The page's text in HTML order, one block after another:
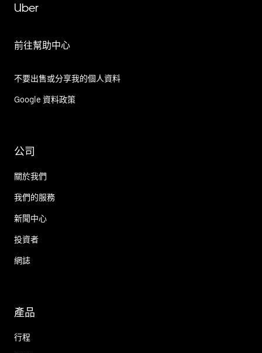
Uber
前往幫助中心
不要出售或分享我的個人資料
Google 資料政策
公司
關於我們
我們的服務
新聞中心
投資者
網誌
產品
行程